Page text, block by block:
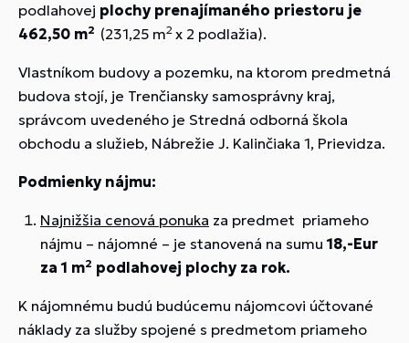
podlahovej plochy prenajímaného priestoru je
462,50 m2 (231,25 m2 x 2 podlažia).
Vlastníkom budovy a pozemku, na ktorom predmetná
budova stojí, je Trenčiansky samosprávny kraj,
správcom uvedeného je Stredná odborná škola
obchodu a služieb, Nábrežie J. Kalinčiaka 1, Prievidza.
Podmienky nájmu:
Najnižšia cenová ponuka za predmet priameho
nájmu – nájomné – je stanovená na sumu 18,-Eur
za 1 m2 podlahovej plochy za rok.
K nájomnému budú budúcemu nájomcovi účtované
náklady za služby spojené s predmetom priameho